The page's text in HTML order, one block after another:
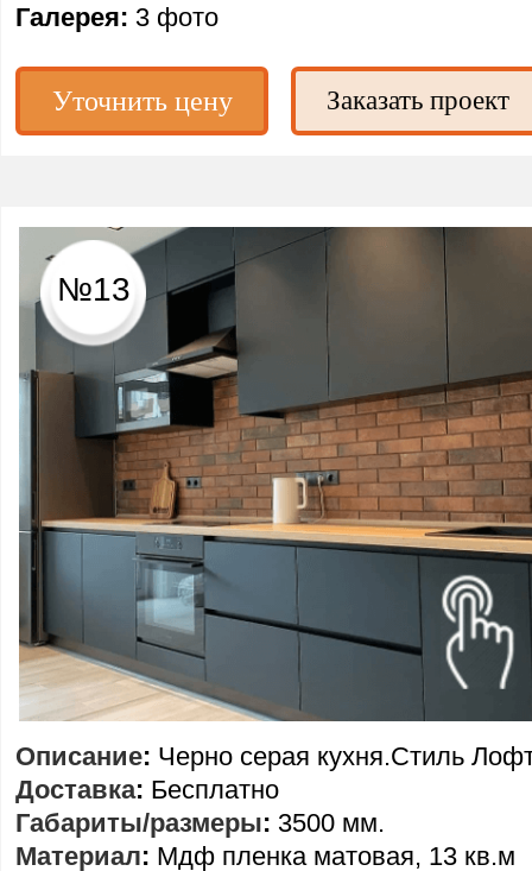
Галерея: 3 фото
Заказать проект
Уточнить цену
№13
Описание: Черно серая кухня.Стиль
Доставка: Бесплатно
Габариты/размеры: 3500 мм.
Материал: Мдф пленка матовая, 13 кв.м